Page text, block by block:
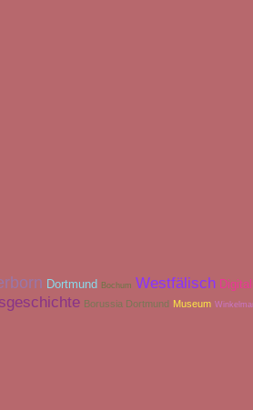
Dortmund Bochum Westfälisch
Borussia Dortmund Museum